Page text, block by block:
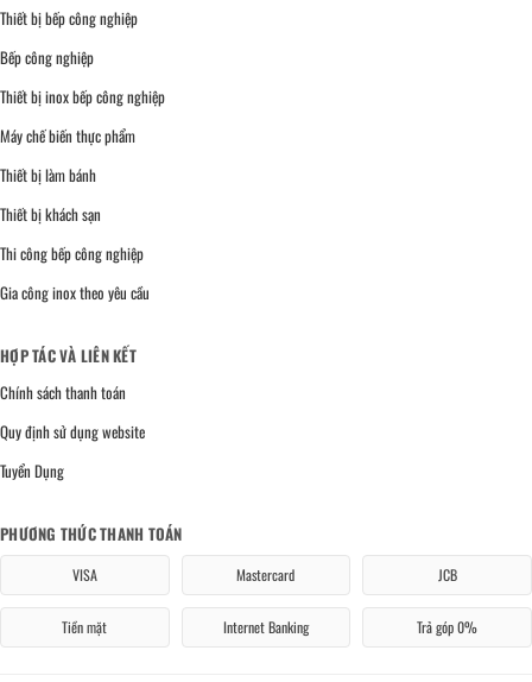
Thiết bị bếp công nghiệp
Bếp công nghiệp
Thiết bị inox bếp công nghiệp
Máy chế biến thực phẩm
Thiết bị làm bánh
Thiết bị khách sạn
Thi công bếp công nghiệp
Gia công inox theo yêu cầu
HỢP TÁC VÀ LIÊN KẾT
Chính sách thanh toán
Quy định sử dụng website
Tuyển Dụng
PHƯƠNG THỨC THANH TOÁN
VISA Mastercard JCB
Tiền mặt Internet Banking Trả góp 0%